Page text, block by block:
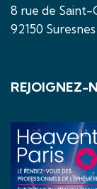
8 rue de Saint-
92150 Suresnes
REJOIGNEZ-